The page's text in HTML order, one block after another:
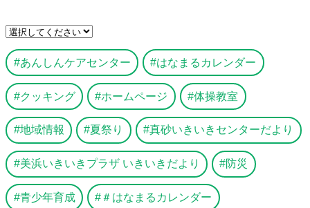
あんしんケアセンター はなまるカレンダー
クッキング ホームページ 体操教室
地域情報 夏祭り 真砂いきいきセンターだより
美浜いきいきプラザ いきいきだより 防災
青少年育成 ＃はなまるカレンダー